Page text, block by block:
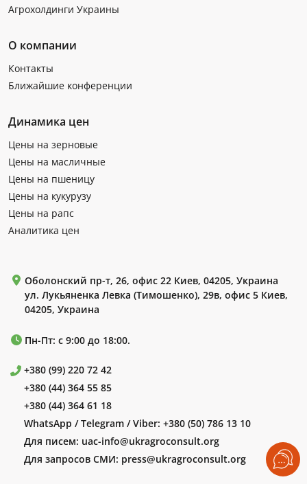
Агрохолдинги Украины
О компании
Контакты
Ближайшие конференции
Динамика цен
Цены на зерновые
Цены на масличные
Цены на пшеницу
Цены на кукурузу
Цены на рапс
Аналитика цен
Оболонский пр-т, 26, офис 22 Киев, 04205, Украина
ул. Лукьяненка Левка (Тимошенко), 29в, офис 5 Киев,
04205, Украина
Пн-Пт: с 9:00 до 18:00.
+380 (99) 220 72 42
+380 (44) 364 55 85
+380 (44) 364 61 18
WhatsApp / Telegram / Viber: +380 (50) 786 13 10
Для писем: uac-info@ukragroconsult.org
Для запросов СМИ: press@ukragroconsult.org